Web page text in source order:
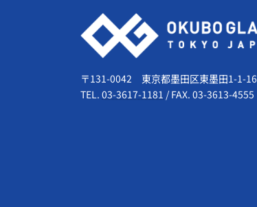
会社情報
〒131-0042 東京都墨田区東墨田1-1-16
TEL. 03-3617-1181 / FAX. 03-3613-4555